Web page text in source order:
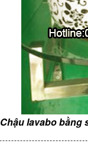
Chậu lavabo bằng